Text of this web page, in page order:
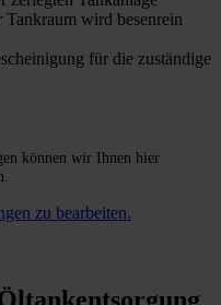
Tankraum wird besenrein
für die zuständige
können wir Ihnen hier
zu bearbeiten.